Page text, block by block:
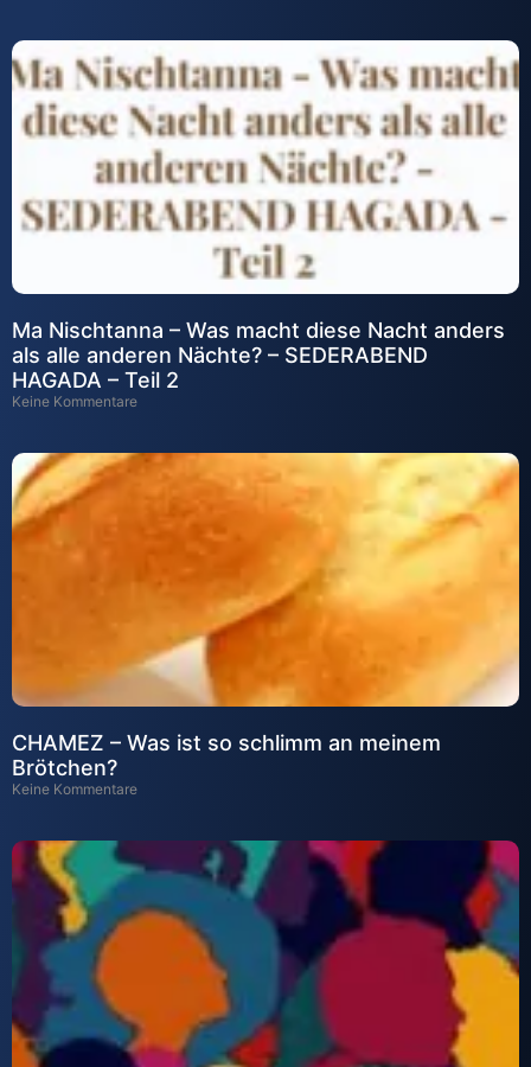
Ma Nischtanna – Was macht diese Nacht anders
als alle anderen Nächte? – SEDERABEND
HAGADA – Teil 2
Keine Kommentare
CHAMEZ – Was ist so schlimm an meinem
Brötchen?
Keine Kommentare